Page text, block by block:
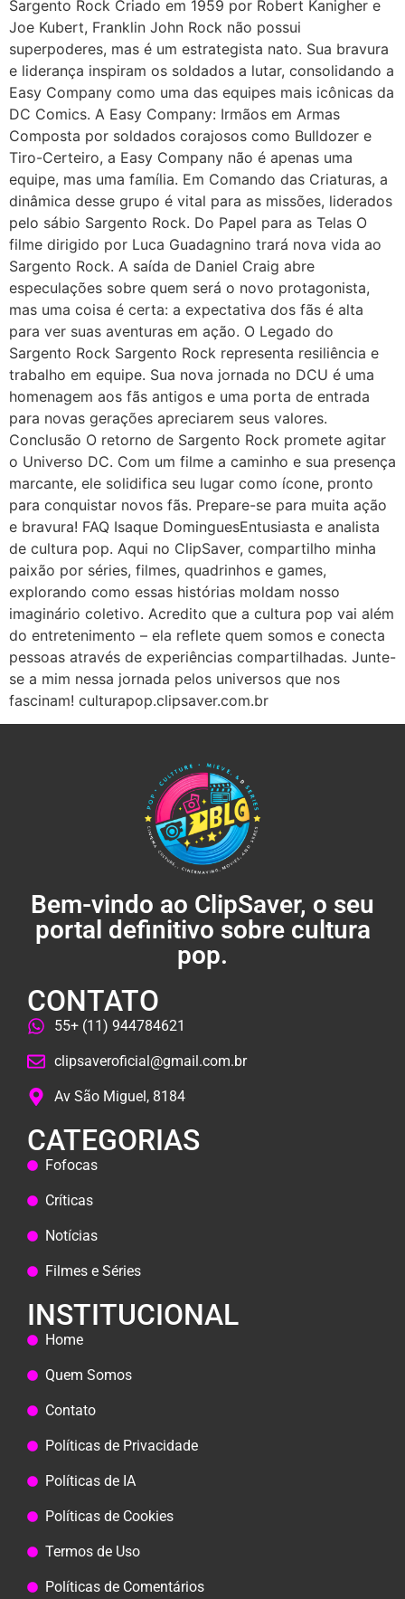
Sargento Rock Criado em 1959 por Robert Kanigher e
Joe Kubert, Franklin John Rock não possui
superpoderes, mas é um estrategista nato. Sua bravura
e liderança inspiram os soldados a lutar, consolidando a
Easy Company como uma das equipes mais icônicas da
DC Comics. A Easy Company: Irmãos em Armas
Composta por soldados corajosos como Bulldozer e
Tiro-Certeiro, a Easy Company não é apenas uma
equipe, mas uma família. Em Comando das Criaturas, a
dinâmica desse grupo é vital para as missões, liderados
pelo sábio Sargento Rock. Do Papel para as Telas O
filme dirigido por Luca Guadagnino trará nova vida ao
Sargento Rock. A saída de Daniel Craig abre
especulações sobre quem será o novo protagonista,
mas uma coisa é certa: a expectativa dos fãs é alta
para ver suas aventuras em ação. O Legado do
Sargento Rock Sargento Rock representa resiliência e
trabalho em equipe. Sua nova jornada no DCU é uma
homenagem aos fãs antigos e uma porta de entrada
para novas gerações apreciarem seus valores.
Conclusão O retorno de Sargento Rock promete agitar
o Universo DC. Com um filme a caminho e sua presença
marcante, ele solidifica seu lugar como ícone, pronto
para conquistar novos fãs. Prepare-se para muita ação
e bravura! FAQ Isaque DominguesEntusiasta e analista
de cultura pop. Aqui no ClipSaver, compartilho minha
paixão por séries, filmes, quadrinhos e games,
explorando como essas histórias moldam nosso
imaginário coletivo. Acredito que a cultura pop vai além
do entretenimento – ela reflete quem somos e conecta
pessoas através de experiências compartilhadas. Junte-
se a mim nessa jornada pelos universos que nos
fascinam! culturapop.clipsaver.com.br
Bem-vindo ao ClipSaver, o seu
portal definitivo sobre cultura
pop.
CONTATO
55+ (11) 944784621
clipsaveroficial@gmail.com.br
Av São Miguel, 8184
CATEGORIAS
Fofocas
Críticas
Notícias
Filmes e Séries
INSTITUCIONAL
Home
Quem Somos
Contato
Políticas de Privacidade
Políticas de IA
Políticas de Cookies
Termos de Uso
Políticas de Comentários